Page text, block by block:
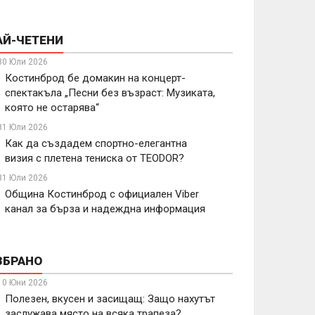
ЧЕТЕНИ
Юли 2026
Костинброд бе домакин на концерт-
спектакъла „Песни без възраст: Музиката,
която не остарява“
Юли 2026
Как да създадем спортно-елегантна
визия с плетена тениска от TEODOR?
Юли 2026
Община Костинброд с официален Viber
канал за бърза и надеждна информация
Юни 2026
Полезен, вкусен и засищащ: Защо нахутът